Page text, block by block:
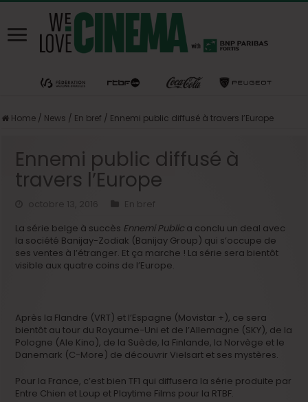
Home / News / En bref / Ennemi public diffusé à travers l’Europe
Ennemi public diffusé à
travers l’Europe
octobre 13, 2016
En bref
La série belge à succès Ennemi Public a conclu un deal avec
la société Banijay-Zodiak (Banijay Group) qui s’occupe de
ses ventes à l’étranger. Et ça marche ! La série sera bientôt
visible aux quatre coins de l’Europe.
Après la Flandre (VRT) et l’Espagne (Movistar +), ce sera
bientôt au tour du Royaume-Uni et de l’Allemagne (SKY), de la
Pologne (Ale Kino), de la Suède, la Finlande, la Norvège et le
Danemark (C-More) de découvrir Vielsart et ses mystères.
Pour la France, c’est bien TF1 qui diffusera la série produite par
Entre Chien et Loup et Playtime Films pour la RTBF.